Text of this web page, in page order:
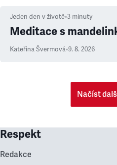
Jeden den v životě•3 minuty
Meditace s
Kateřina Švermová•9. 8. 2026
Načíst
Respekt
Redakce